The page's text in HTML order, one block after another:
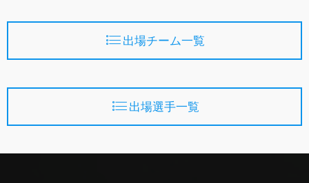
出場チーム一覧
出場選手一覧